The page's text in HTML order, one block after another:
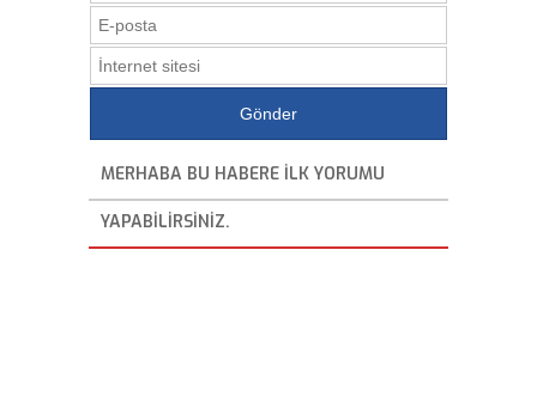
MERHABA BU HABERE ILK YORUMU
YAPABILIRSINIZ.